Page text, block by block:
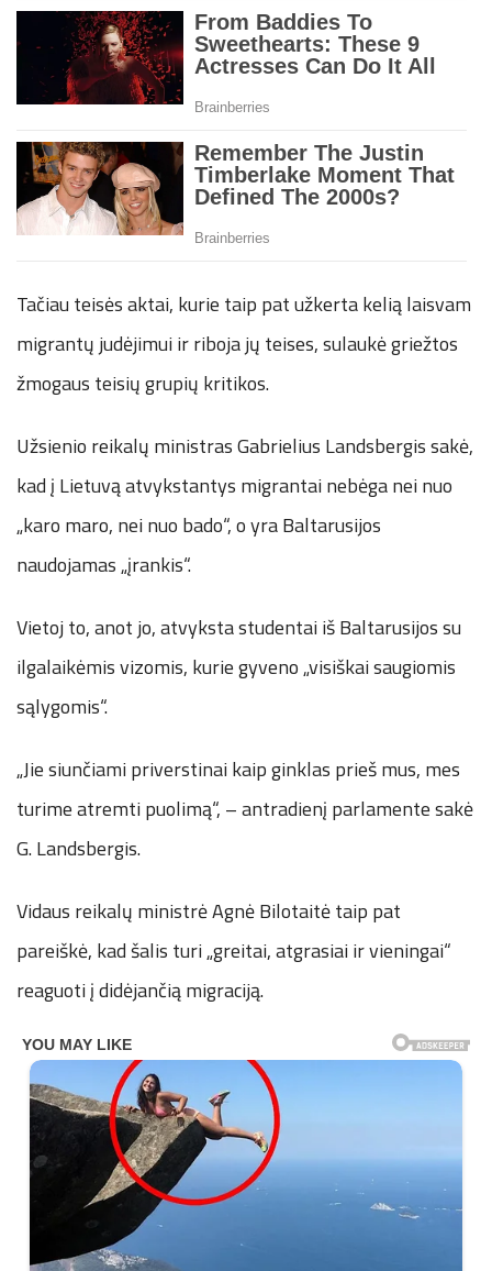
Tačiau teisės aktai, kurie taip pat užkerta kelią laisvam
migrantų judėjimui ir riboja jų teises, sulaukė griežtos
žmogaus teisių grupių kritikos.
Užsienio reikalų ministras Gabrielius Landsbergis sakė,
kad į Lietuvą atvykstantys migrantai nebėga nei nuo
„karo maro, nei nuo bado“, o yra Baltarusijos
naudojamas „įrankis“.
Vietoj to, anot jo, atvyksta studentai iš Baltarusijos su
ilgalaikėmis vizomis, kurie gyveno „visiškai saugiomis
sąlygomis“.
„Jie siunčiami priverstinai kaip ginklas prieš mus, mes
turime atremti puolimą“, – antradienį parlamente sakė
G. Landsbergis.
Vidaus reikalų ministrė Agnė Bilotaitė taip pat
pareiškė, kad šalis turi „greitai, atgrasiai ir vieningai“
reaguoti į didėjančią migraciją.